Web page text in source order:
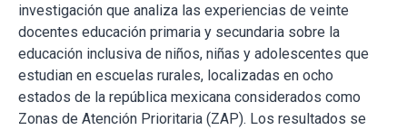
investigación que analiza las experiencias de veinte
docentes educación primaria y secundaria sobre la
educación inclusiva de niños, niñas y adolescentes que
estudian en escuelas rurales, localizadas en ocho
estados de la república mexicana considerados como
Zonas de Atención Prioritaria (ZAP). Los resultados se